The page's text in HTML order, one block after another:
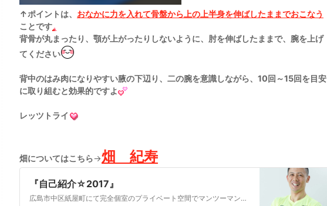
↑ポイントは、 おなかに力を入れて骨盤から上の上半身を伸ばしたままでおこなう
ことです
背骨が丸まったり、顎が上がったりしないように、肘を伸ばしたままで、腕を上げ
てください
背中のはみ肉になりやすい腋の下辺り、二の腕を意識しながら、10回～15回を目安
に取り組むと効果的ですよ
レッツトライ
畑についてはこちら→畑 紀寿
『自己紹介☆2017』
広島市中区紙屋町にて完全個室のプライベート空間でマンツーマントレーニングを営むパーソナルトレーナーの畑紀寿ですvol.1516皆様、こんにちは毎日ブログを書い…